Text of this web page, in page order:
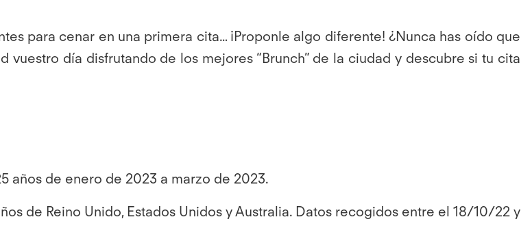
para cenar en una primera cita… ¡Proponle algo diferente! ¿Nunca has oído que
día disfrutando de los mejores “Brunch” de la ciudad y descubre si tu cita
años de enero de 2023 a marzo de 2023.
de Reino Unido, Estados Unidos y Australia. Datos recogidos entre el 18/10/22 y